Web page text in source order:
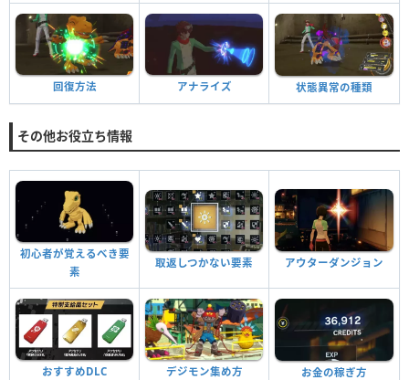
回復方法 アナライズ 状態異常の種類
その他お役立ち情報
初心者が覚えるべき要
素
取返しつかない要素 アウターダンジョン
おすすめDLC デジモン集め方 お金の稼ぎ方